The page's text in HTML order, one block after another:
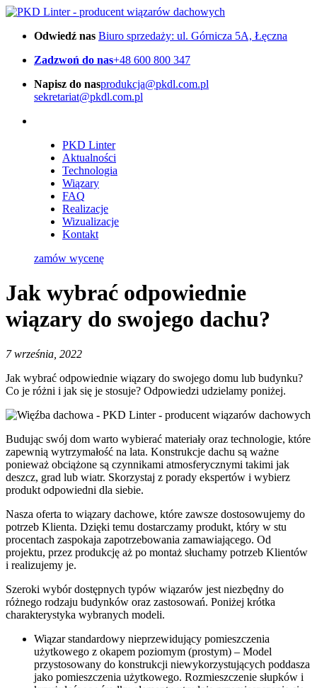
Odwiedź nas Biuro sprzedaży: ul. Górnicza 5A, Łęczna
Zadzwoń do nas+48 600 800 347
Napisz do nasprodukcja@pkdl.com.pl
sekretariat@pkdl.com.pl
PKD Linter
Aktualności
Technologia
Wiązary
FAQ
Realizacje
Wizualizacje
Kontakt
zamów wycenę
Jak wybrać odpowiednie
wiązary do swojego dachu?
7 września, 2022
Jak wybrać odpowiednie wiązary do swojego domu lub budynku?
Co je różni i jak się je stosuje? Odpowiedzi udzielamy poniżej.
Budując swój dom warto wybierać materiały oraz technologie, które
zapewnią wytrzymałość na lata. Konstrukcje dachu są ważne
ponieważ obciążone są czynnikami atmosferycznymi takimi jak
deszcz, grad lub wiatr. Skorzystaj z porady ekspertów i wybierz
produkt odpowiedni dla siebie.
Nasza oferta to wiązary dachowe, które zawsze dostosowujemy do
potrzeb Klienta. Dzięki temu dostarczamy produkt, który w stu
procentach zaspokaja zapotrzebowania zamawiającego. Od
projektu, przez produkcję aż po montaż słuchamy potrzeb Klientów
i realizujemy je.
Szeroki wybór dostępnych typów wiązarów jest niezbędny do
różnego rodzaju budynków oraz zastosowań. Poniżej krótka
charakterystyka wybranych modeli.
Wiązar standardowy nieprzewidujący pomieszczenia
użytkowego z okapem poziomym (prostym) – Model
przystosowany do konstrukcji niewykorzystujących poddasza
jako pomieszczenia użytkowego. Rozmieszczenie słupków i